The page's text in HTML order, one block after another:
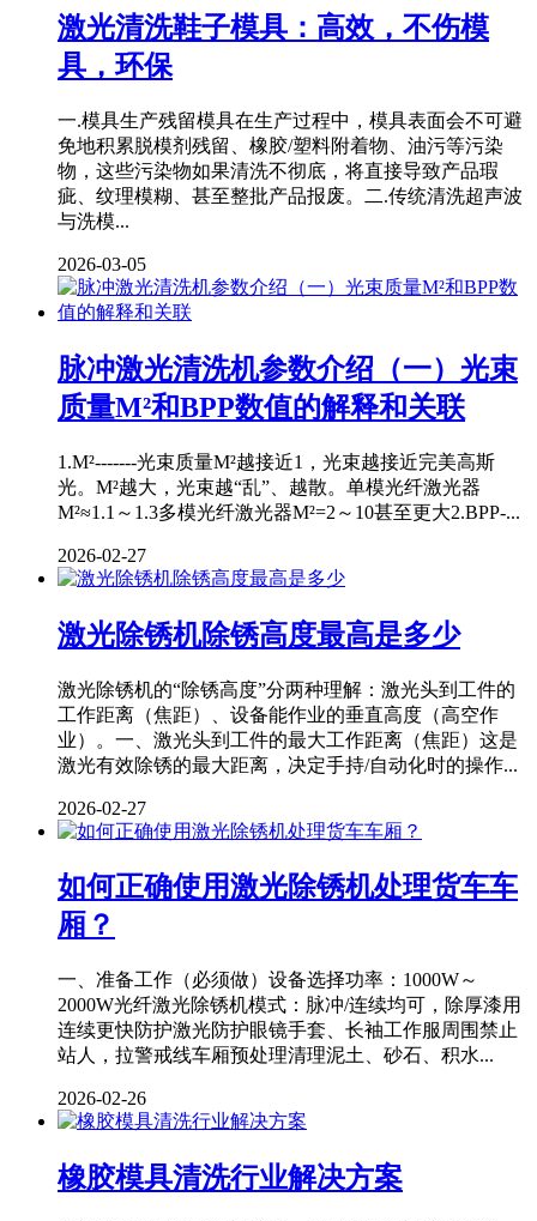
激光清洗鞋子模具：高效，不伤模
具，环保
一.模具生产残留模具在生产过程中，模具表面会不可避
免地积累脱模剂残留、橡胶/塑料附着物、油污等污染
物，这些污染物如果清洗不彻底，将直接导致产品瑕
疵、纹理模糊、甚至整批产品报废。二.传统清洗超声波
与洗模...
2026-03-05
脉冲激光清洗机参数介绍（一）光束
质量M²和BPP数值的解释和关联
1.M²-------光束质量M²越接近1，光束越接近完美高斯
光。M²越大，光束越“乱”、越散。单模光纤激光器
M²≈1.1～1.3多模光纤激光器M²=2～10甚至更大2.BPP-...
2026-02-27
激光除锈机除锈高度最高是多少
激光除锈机的“除锈高度”分两种理解：激光头到工件的
工作距离（焦距）、设备能作业的垂直高度（高空作
业）。一、激光头到工件的最大工作距离（焦距）这是
激光有效除锈的最大距离，决定手持/自动化时的操作...
2026-02-27
如何正确使用激光除锈机处理货车车
厢？
一、准备工作（必须做）设备选择功率：1000W～
2000W光纤激光除锈机模式：脉冲/连续均可，除厚漆用
连续更快防护激光防护眼镜手套、长袖工作服周围禁止
站人，拉警戒线车厢预处理清理泥土、砂石、积水...
2026-02-26
橡胶模具清洗行业解决方案